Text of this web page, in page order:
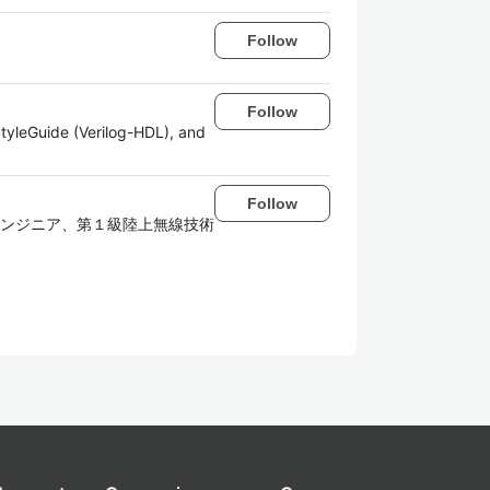
Follow
(Verilog-HDL), and
Follow
ジニア、第１級陸上無線技術
Follow